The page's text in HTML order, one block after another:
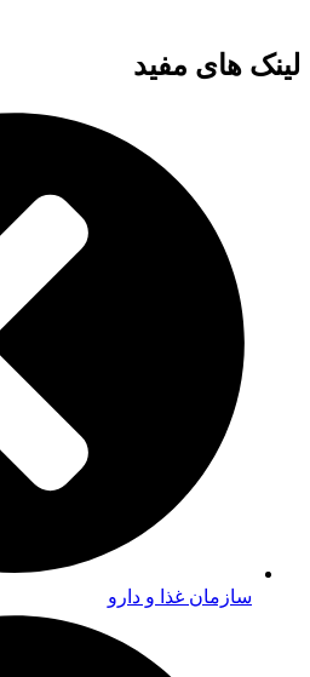
لینک های مفید
سازمان غذا و دارو